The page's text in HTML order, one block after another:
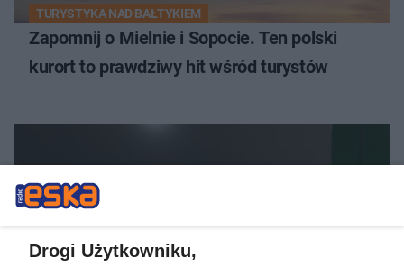
TURYSTYKA NAD BAŁTYKIEM
Zapomnij o Mielnie i Sopocie. Ten polski
kurort to prawdziwy hit wśród turystów
Drogi Użytkowniku,